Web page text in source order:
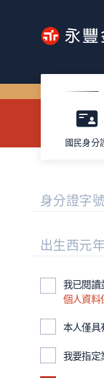
國民身分
身分證字號
出生西元年
我已閱讀
個人資料
本人僅具
我要指定